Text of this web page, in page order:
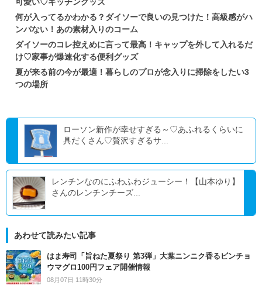
何が入ってるかわかる？ダイソーで良いの見つけた！高級感がハ
ンパない！あの素材入りのコーム
ダイソーのコレ控えめに言って最高！キャップを外して入れるだ
け♡家事が爆速化する便利グッズ
夏が来る前の今が最適！暮らしのプロが念入りに掃除をしたい3
つの場所
ローソン新作が幸せすぎる～♡あふれるくらいに
具だくさん♡贅沢すぎるサ...
レンチンなのにふわふわジューシー！【山本ゆり】
さんのレンチンチーズ...
あわせて読みたい記事
はま寿司「旨ねた夏祭り 第3弾」大葉ニンニク香るビンチョ
ウマグロ100円フェア開催情報
08月07日 11時30分